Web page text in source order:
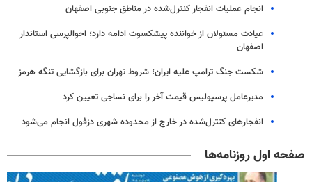
انجام عملیات انفجار کنترل‌شده در مناطق جنوبی اصفهان
عیادت مسئولان از خواننده پیشکسوت ادامه دارد؛ احوالپرسی استاندار
اصفهان
شکست جنگ ترامپ علیه ایران؛ شروط تهران برای بازگشایی تنگه هرمز
مدیرعامل پرسپولیس قیمت آخر را برای نساجی تعیین کرد
انفجارهای کنترل‌شده در خارج از محدوده شهری دزفول انجام می‌شود
صفحه اول روزنامه‌ها